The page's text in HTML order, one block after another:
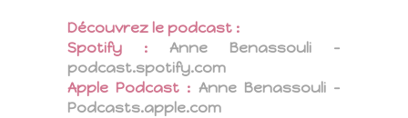
Découvrez le podcast :
Spotify :
Anne Benassouli –
podcast.spotify.com
Apple Podcast : Anne Benassouli –
Podcasts.apple.com